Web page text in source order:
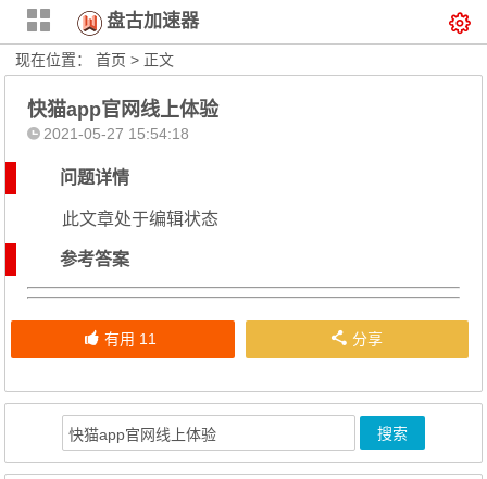
盘古加速器
现在位置：首页 > 正文
快猫app官网线上体验
2021-05-27 15:54:18
问题详情
此文章处于编辑状态
参考答案
有用 11 分享